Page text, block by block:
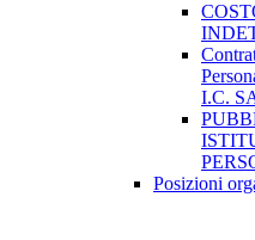
I.C.
Posizioni